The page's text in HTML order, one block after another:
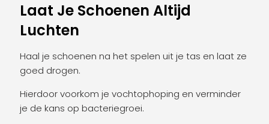
Laat Je Schoenen Altijd
Luchten
Haal je schoenen na het spelen uit je tas en laat ze
goed drogen.
Hierdoor voorkom je vochtophoping en verminder
je de kans op bacteriegroei.